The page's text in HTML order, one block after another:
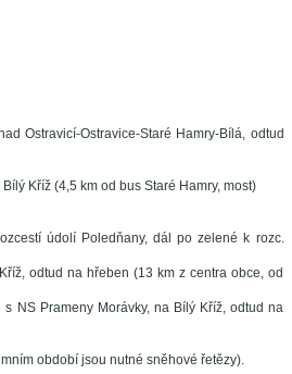
Ostravicí-Ostravice-Staré Hamry-Bílá, odtud
Kříž (4,5 km od bus Staré Hamry, most)
údolí Poledňany, dál po zelené k rozc.
odtud na hřeben (13 km z centra obce, od
NS Prameny Morávky, na Bílý Kříž, odtud na
období jsou nutné sněhové řetězy).